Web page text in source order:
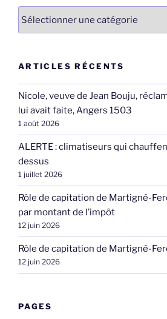
ARTICLES RÉCENTS
Nicole, veuve de Jean Bouju,
lui avait faite, Angers 1503
1 août 2026
ALERTE : climatiseurs qui
dessus
1 juillet 2026
Rôle de capitation de Martigné-
par montant de l’impôt
12 juin 2026
Rôle de capitation de Martigné-
12 juin 2026
PAGES